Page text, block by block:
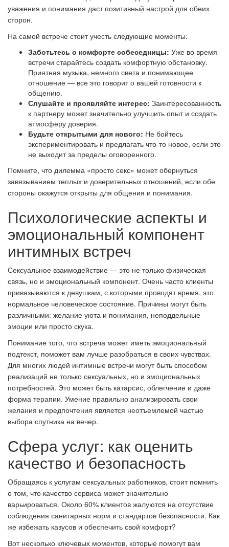
уважения и понимания даст позитивный настрой для обеих
сторон.
На самой встрече стоит учесть следующие моменты:
Заботьтесь о комфорте собеседницы: Уже во время
встречи старайтесь создать комфортную обстановку.
Приятная музыка, немного света и понимающее
отношение — все это говорит о вашей готовности к
общению.
Слушайте и проявляйте интерес: Заинтересованность
к партнеру может значительно улучшить опыт и создать
атмосферу доверия.
Будьте открытыми для нового: Не бойтесь
экспериментировать и предлагать что-то новое, если это
не выходит за пределы оговоренного.
Помните, что дилемма «просто секс» может обернуться
завязыванием теплых и доверительных отношений, если обе
стороны окажутся открыты для общения и понимания.
Психологические аспекты и
эмоциональный компонент
интимных встреч
Сексуальное взаимодействие — это не только физическая
связь, но и эмоциональный компонент. Очень часто клиенты
привязываются к девушкам, с которыми проводят время, это
нормальное человеческое состояние. Причины могут быть
различными: желание уюта и понимания, неподдельные
эмоции или просто скука.
Понимание того, что встреча может иметь эмоциональный
подтекст, поможет вам лучше разобраться в своих чувствах.
Для многих людей интимные встречи могут быть способом
реализаций не только сексуальных, но и эмоциональных
потребностей. Это может быть катарсис, облегчение и даже
форма терапии. Умение правильно анализировать свои
желания и предпочтения является неотъемлемой частью
выбора спутника на вечер.
Сфера услуг: как оценить
качество и безопасность
Обращаясь к услугам сексуальных работников, стоит помнить
о том, что качество сервиса может значительно
варьироваться. Около 60% клиентов жалуются на отсутствие
соблюдения санитарных норм и стандартов безопасности. Как
же избежать казусов и обеспечить свой комфорт?
Вот несколько ключевых моментов, которые помогут вам